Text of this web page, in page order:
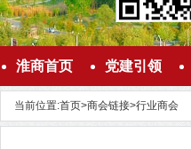
淮商首页 党建引领
当前位置:首页>商会链接>行业商会